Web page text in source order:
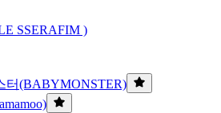
SSERAFIM )
터(BABYMONSTER)